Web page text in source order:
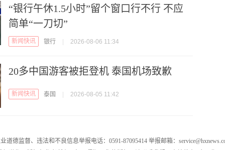
“银行午休1.5小时”留个窗口行不行 不应
简单“一刀切”
新闻快讯 银行 2026-08-06 11:34
20多中国游客被拒登机 泰国机场致歉
新闻快讯 泰国 2026-08-05 11:42
道德监督、违法和不良信息举报电话：0591-87095414 举报邮箱：